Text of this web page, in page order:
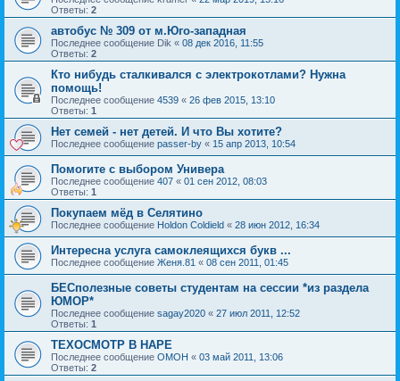
Ответы: 2
автобус № 309 от м.Юго-западная
Последнее сообщение Dik « 08 дек 2016, 11:55
Ответы: 2
Кто нибудь сталкивался с электрокотлами? Нужна
помощь!
Последнее сообщение 4539 « 26 фев 2015, 13:10
Ответы: 1
Нет семей - нет детей. И что Вы хотите?
Последнее сообщение passer-by « 15 апр 2013, 10:54
Помогите с выбором Универа
Последнее сообщение 407 « 01 сен 2012, 08:03
Ответы: 1
Покупаем мёд в Селятино
Последнее сообщение Holdon Coldield « 28 июн 2012, 16:34
Интересна услуга самоклеящихся букв ...
Последнее сообщение Женя.81 « 08 сен 2011, 01:45
БЕСполезные советы студентам на сессии *из раздела
ЮМОР*
Последнее сообщение sagay2020 « 27 июл 2011, 12:52
Ответы: 1
ТЕХОСМОТР В НАРЕ
Последнее сообщение OMOH « 03 май 2011, 13:06
Ответы: 2